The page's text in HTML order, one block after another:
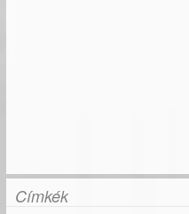
Címkék